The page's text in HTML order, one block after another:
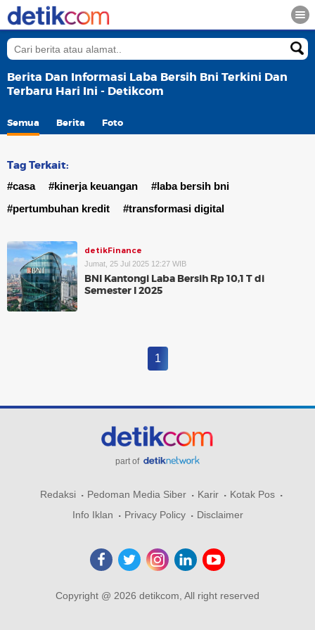
Berita Dan Informasi Laba Bersih Bni Terkini Dan
Terbaru Hari Ini - Detikcom
Semua Berita Foto
Tag Terkait:
#casa #kinerja keuangan
#laba bersih bni
#pertumbuhan kredit
#transformasi digital
detikFinance
Jumat, 25 Jul 2025 12:27 WIB
BNI Kantongi Laba Bersih Rp 10,1 T di
Semester I 2025
1
part of
Redaksi Pedoman Media Siber Karir
Kotak Pos
Info Iklan
Privacy Policy Disclaimer
Copyright @ 2026 detikcom, All right reserved